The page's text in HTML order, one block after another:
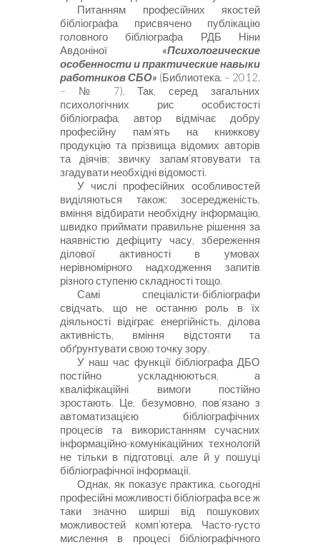
Питанням професійних якостей
бібліографа присвячено публікацію
головного бібліографа РДБ Ніни
Авдоніної «Психологические
особенности и практические навыки
работников СБО» (Библиотека. – 2012.
– № 7). Так, серед загальних
психологічних рис особистості
бібліографа, автор відмічає добру
професійну пам’ять на книжкову
продукцію та прізвища відомих авторів
та діячів; звичку запам’ятовувати та
згадувати необхідні відомості.
У числі професійних особливостей
виділяються також: зосередженість,
вміння відбирати необхідну інформацію,
швидко приймати правильне рішення за
наявністю дефіциту часу, збереження
ділової активності в умовах
нерівномірного надходження запитів
різного ступеню складності тощо.
Самі спеціалісти-бібліографи
свідчать, що не останню роль в їх
діяльності відіграє енергійність, ділова
активність, вміння відстояти та
обґрунтувати свою точку зору.
У наш час функції бібліографа ДБО
постійно ускладнюються, а
кваліфікаційні вимоги постійно
зростають. Це, безумовно, пов’язано з
автоматизацією бібліографічних
процесів та використанням сучасних
інформаційно-комунікаційних технологій
не тільки в підготовці, але й у пошуці
бібліографічної інформації.
Однак, як показує практика, сьогодні
професійні можливості бібліографа все ж
таки значно ширші від пошукових
можливостей комп’ютера. Часто-густо
мислення в процесі бібліографічного